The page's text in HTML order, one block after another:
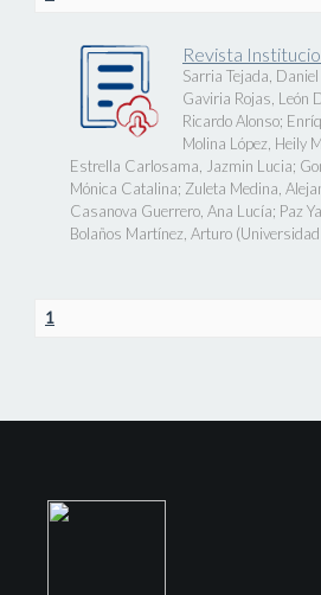
Revista
Sarria Tejada,
Gaviria Rojas, León
Ricardo Alonso;
Molina López, Heily
Estrella Carlosama, Jazmin Lucia;
Mónica Catalina; Zuleta Medina,
Casanova Guerrero, Ana Lucía; Paz
Bolaños Martínez, Arturo (
1